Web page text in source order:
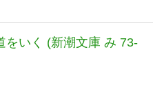
をいく (新潮文庫 み 73-